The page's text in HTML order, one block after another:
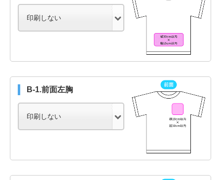
B-1.前面左胸